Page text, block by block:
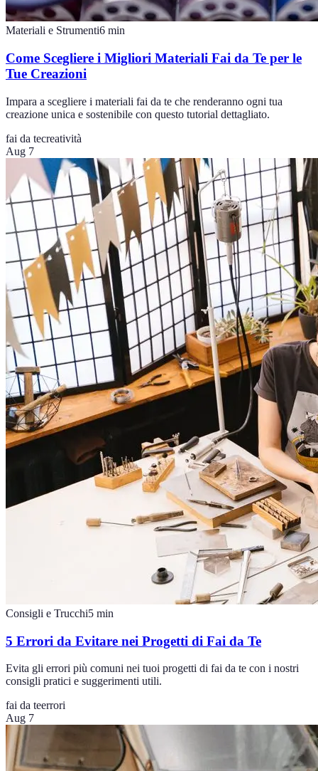
Materiali e Strumenti6 min
Come Scegliere i Migliori Materiali Fai da Te per le
Tue Creazioni
Impara a scegliere i materiali fai da te che renderanno ogni tua
creazione unica e sostenibile con questo tutorial dettagliato.
fai da tecreatività
Aug 7
Consigli e Trucchi5 min
5 Errori da Evitare nei Progetti di Fai da Te
Evita gli errori più comuni nei tuoi progetti di fai da te con i nostri
consigli pratici e suggerimenti utili.
fai da teerrori
Aug 7